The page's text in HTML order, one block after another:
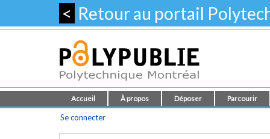
< Retour au portail
Accueil À propos Déposer Parcourir
Se connecter